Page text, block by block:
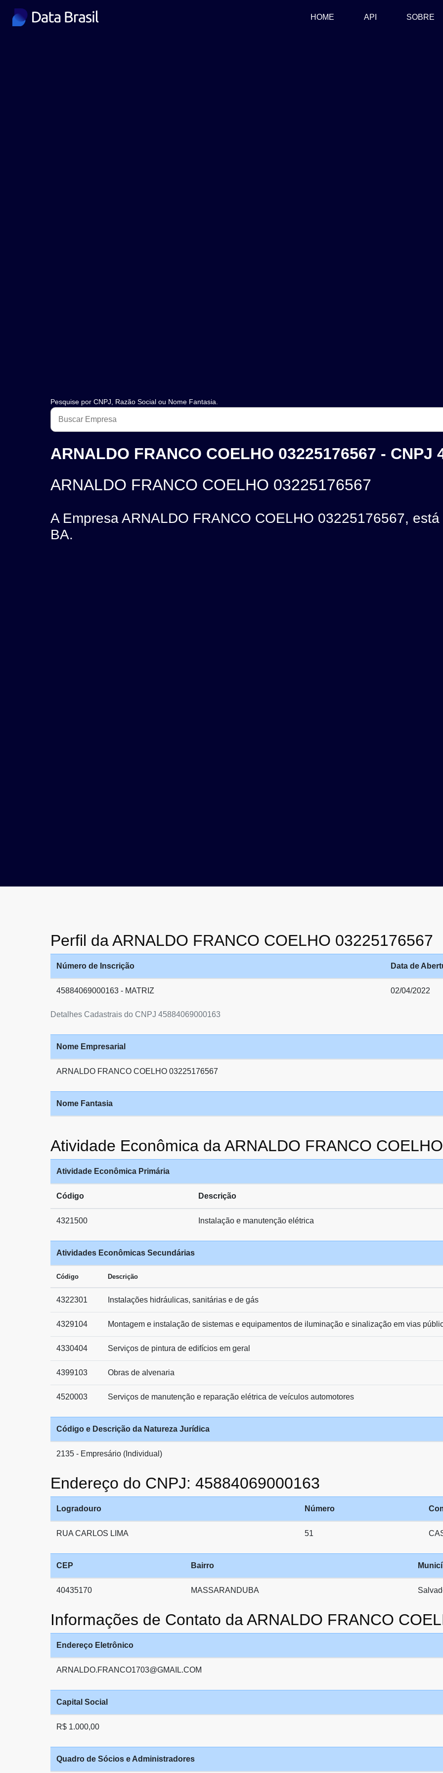
HOME (CURRENT)
API SOBRE
Pesquise por CNPJ, Razão Social ou Nome Fantasia.
ARNALDO FRANCO COELHO 03225176567 - CNPJ
ARNALDO FRANCO COELHO 03225176567
A Empresa ARNALDO FRANCO COELHO 03225176567,
BA.
Perfil da ARNALDO FRANCO COELHO 03225176567
Detalhes Cadastrais do CNPJ 45884069000163
Número de Inscrição Data de
45884069000163 - MATRIZ 02/04/2022
Nome Empresarial
ARNALDO FRANCO COELHO 03225176567
Nome Fantasia
Atividade Econômica da ARNALDO FRANCO
Atividade Econômica Primária
Código Descrição
4321500 Instalação e manutenção elétrica
Atividades Econômicas Secundárias
Código Descrição
4322301 Instalações hidráulicas, sanitárias e de gás
4329104 Montagem e instalação de sistemas e equipamentos de iluminação e sinalização em vias
4330404 Serviços de pintura de edifícios em geral
4399103 Obras de alvenaria
4520003 Serviços de manutenção e reparação elétrica de veículos automotores
Código e Descrição da Natureza Jurídica
2135 - Empresário (Individual)
Endereço do CNPJ: 45884069000163
Logradouro Número
RUA CARLOS LIMA 51
CEP Bairro
40435170 MASSARANDUBA
Informações de Contato da ARNALDO FRANCO
Endereço Eletrônico
ARNALDO.FRANCO1703@GMAIL.COM
Capital Social
R$ 1.000,00
Quadro de Sócios e Administradores